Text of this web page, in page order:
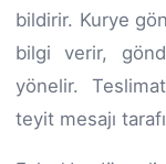
bildirir. Kurye
bilgi verir,
yönelir.
teyit mesajı